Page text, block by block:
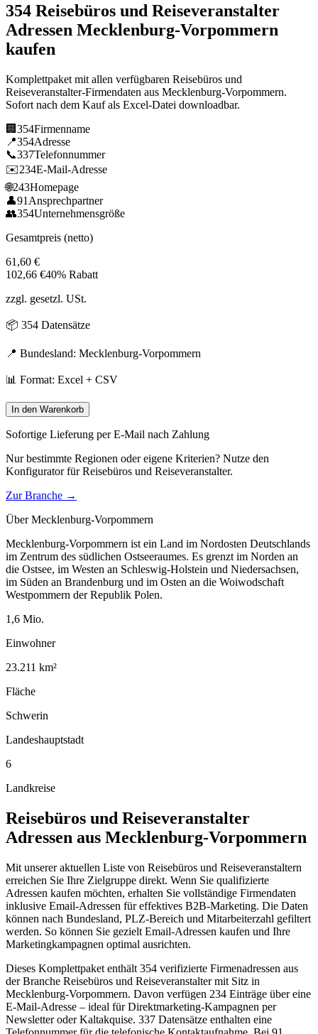
354 Reisebüros und Reiseveranstalter
Adressen Mecklenburg-Vorpommern
kaufen
Komplettpaket mit allen verfügbaren Reisebüros und
Reiseveranstalter-Firmendaten aus Mecklenburg-Vorpommern.
Sofort nach dem Kauf als Excel-Datei downloadbar.
🏢 354Firmenname
📍354Adresse
📞337Telefonnummer
✉️234E-Mail-Adresse
🌐243Homepage
👤91 Ansprechpartner
👥354Unternehmensgröße
Gesamtpreis (netto)
61,60 €
102,66 €40% Rabatt
zzgl. gesetzl. USt.
📦 354 Datensätze
📍 Bundesland: Mecklenburg-Vorpommern
📊 Format: Excel + CSV
In den Warenkorb
Sofortige Lieferung per E-Mail nach Zahlung
Nur bestimmte Regionen oder eigene Kriterien? Nutze den
Konfigurator fürReisebüros und Reiseveranstalter.
Zur Branche →
ÜberMecklenburg-Vorpommern
Mecklenburg-Vorpommern ist ein Land im Nordosten Deutschlands
im Zentrum des südlichen Ostseeraumes. Es grenzt im Norden an
die Ostsee, im Westen an Schleswig-Holstein und Niedersachsen,
im Süden an Brandenburg und im Osten an die Woiwodschaft
Westpommern der Republik Polen.
1,6 Mio.
Einwohner
23.211 km²
Fläche
Schwerin
Landeshauptstadt
6
Landkreise
Reisebüros und Reiseveranstalter
Adressen aus Mecklenburg-Vorpommern
Mit unserer aktuellen Liste von Reisebüros und Reiseveranstaltern
erreichen Sie Ihre Zielgruppe direkt. Wenn Sie qualifizierte
Adressen kaufen möchten, erhalten Sie vollständige Firmendaten
inklusive Email-Adressen für effektives B2B-Marketing. Die Daten
können nach Bundesland, PLZ-Bereich und Mitarbeiterzahl gefiltert
werden. So können Sie gezielt Email-Adressen kaufen und Ihre
Marketingkampagnen optimal ausrichten.
Dieses Komplettpaket enthält 354 verifizierte Firmenadressen aus
der Branche Reisebüros und Reiseveranstaltermit Sitz in
Mecklenburg-Vorpommern. Davon verfügen 234 Einträge über eine
E-Mail-Adresse – ideal für Direktmarketing-Kampagnen per
Newsletter oder Kaltakquise. 337 Datensätze enthalten eine